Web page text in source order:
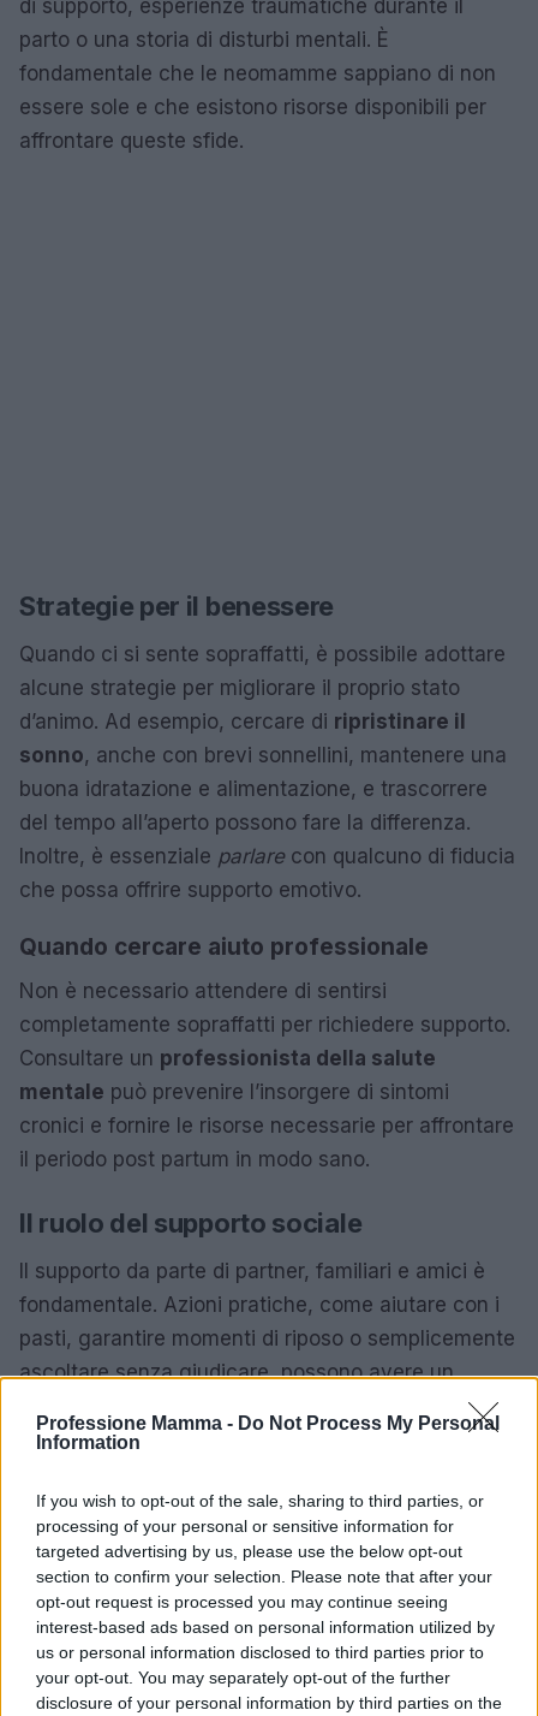
Professione Mamma - Do Not Process My Personal
Information
If you wish to opt-out of the sale, sharing to third parties, or
processing of your personal or sensitive information for
targeted advertising by us, please use the below opt-out
section to confirm your selection. Please note that after your
opt-out request is processed you may continue seeing
interest-based ads based on personal information utilized by
us or personal information disclosed to third parties prior to
your opt-out. You may separately opt-out of the further
disclosure of your personal information by third parties on the
di supporto, esperienze traumatiche durante il
parto o una storia di disturbi mentali. È
fondamentale che le neomamme sappiano di non
essere sole e che esistono risorse disponibili per
affrontare queste sfide.
Strategie per il benessere
Quando ci si sente sopraffatti, è possibile adottare
alcune strategie per migliorare il proprio stato
d’animo. Ad esempio, cercare di ripristinare il
sonno, anche con brevi sonnellini, mantenere una
buona idratazione e alimentazione, e trascorrere
del tempo all’aperto possono fare la differenza.
Inoltre, è essenziale parlarecon qualcuno di fiducia
che possa offrire supporto emotivo.
Quando cercare aiuto professionale
Non è necessario attendere di sentirsi
completamente sopraffatti per richiedere supporto.
Consultare un professionista della salute
mentale può prevenire l’insorgere di sintomi
cronici e fornire le risorse necessarie per affrontare
il periodo post partum in modo sano.
Il ruolo del supporto sociale
Il supporto da parte di partner, familiari e amici è
fondamentale. Azioni pratiche, come aiutare con i
pasti, garantire momenti di riposo o semplicemente
ascoltare senza giudicare, possono avere un
neomamma. È essenziale che chi circonda la
non sottovalutare la situazione.
Il periodo successivo alla nascita di un bambino si
caratterizza per una gamma di emozioni complesse
e può rappresentare un momento di vulnerabilità. È
importante riconoscere le differenze trababy
bluesedepressione post partumper poter